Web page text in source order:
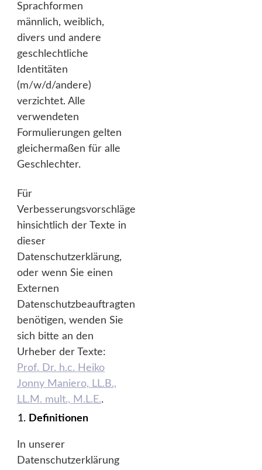
Sprachformen
männlich, weiblich,
divers und andere
geschlechtliche
Identitäten
(m/w/d/andere)
verzichtet. Alle
verwendeten
Formulierungen gelten
gleichermaßen für alle
Geschlechter.
Für
Verbesserungsvorschläge
hinsichtlich der Texte in
dieser
Datenschutzerklärung,
oder wenn Sie einen
Externen
Datenschutzbeauftragten
benötigen, wenden Sie
sich bitte an den
Urheber der Texte:
Prof. Dr. h.c. Heiko
Jonny Maniero, LL.B.,
LL.M. mult., M.L.E..
Definitionen
In unserer
Datenschutzerklärung